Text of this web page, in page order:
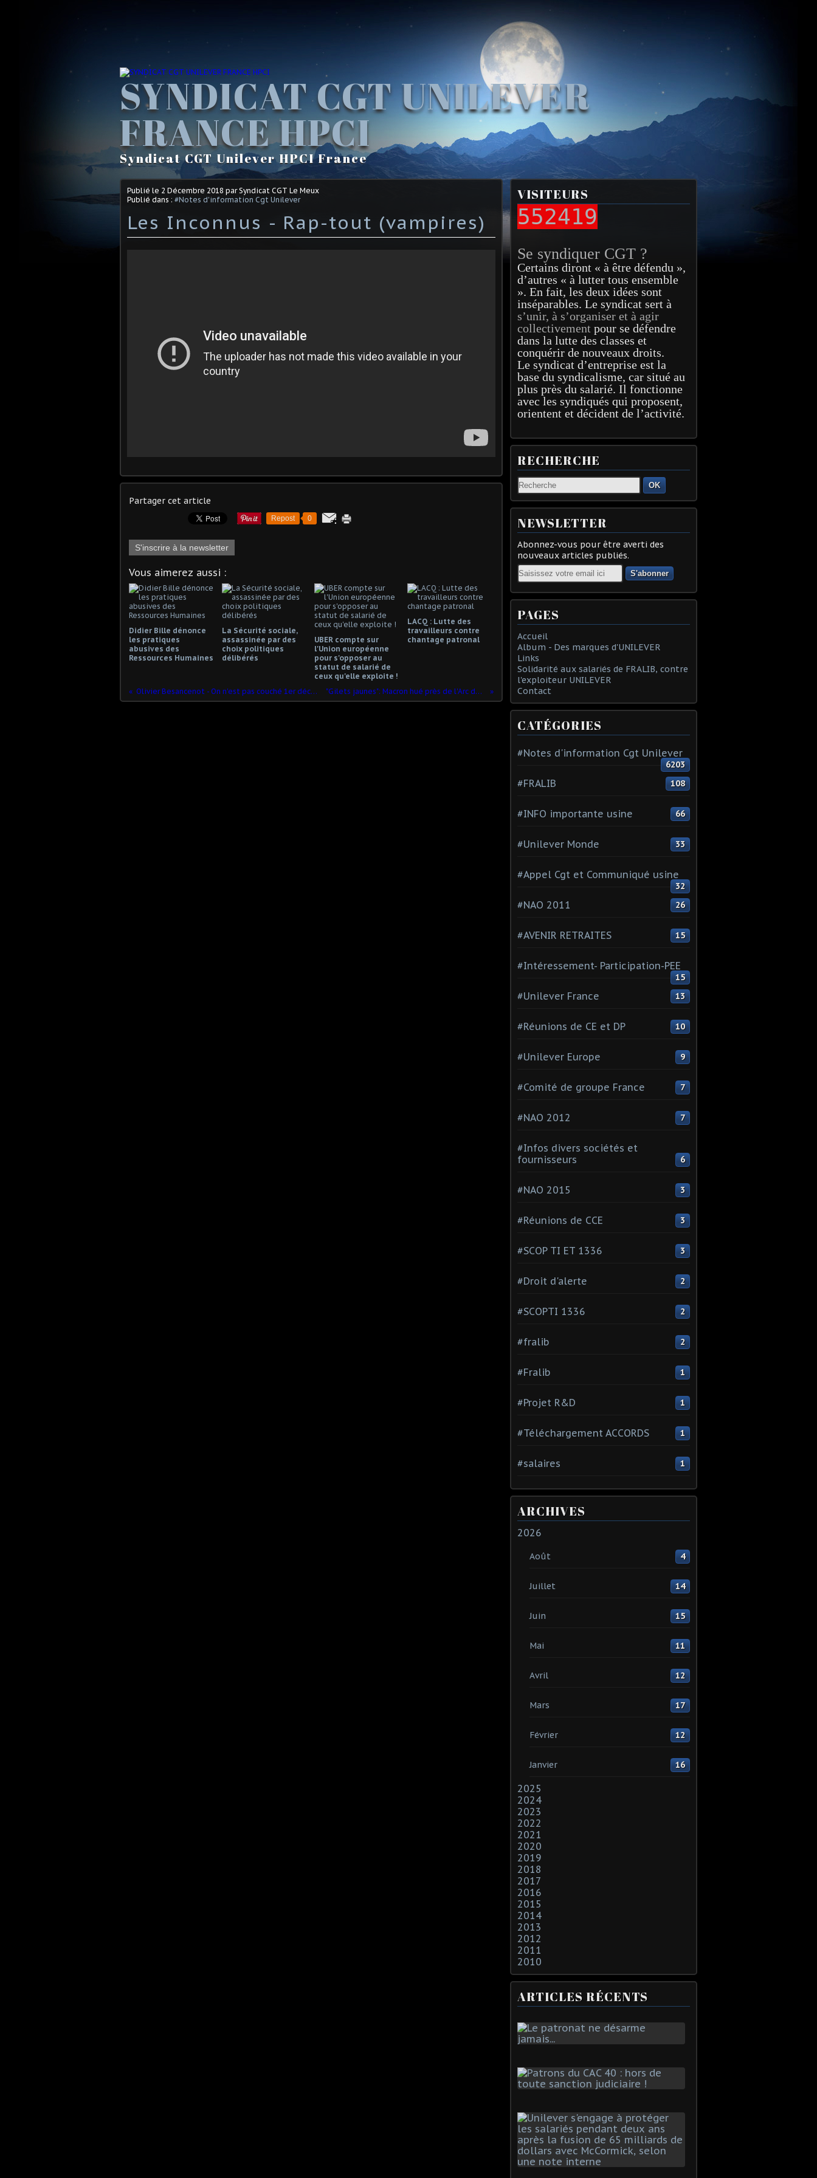
SYNDICAT CGT UNILEVER
FRANCE HPCI
Syndicat CGT Unilever HPCI France
Publié le 2 Décembre 2018 par Syndicat CGT Le Meux
Publié dans : #Notes d'information Cgt Unilever
Les Inconnus - Rap-tout (vampires)
Partager cet article
Repost 0
S'inscrire à la newsletter
Vous aimerez aussi :
Didier Bille dénonce
les pratiques
abusives des
Ressources Humaines
La Sécurité sociale,
assassinée par des
choix politiques
délibérés
UBER compte sur
l'Union européenne
pour s'opposer au
statut de salarié de
ceux qu'elle exploite !
LACQ : Lutte des
travailleurs contre
chantage patronal
Olivier Besancenot - On n'est pas couché 1er décembre 2018 "Gilets jaunes": Macron hué près de l'Arc de Triomphe
VISITEURS
552419
Se syndiquer CGT ?
Certains diront « à être défendu »,
d’autres « à lutter tous ensemble
». En fait, les deux idées sont
inséparables. Le syndicat sert à
s’unir, à s’organiser et à agir
collectivement pour se défendre
dans la lutte des classes et
conquérir de nouveaux droits.
Le syndicat d’entreprise est la
base du syndicalisme, car situé au
plus près du salarié. Il fonctionne
avec les syndiqués qui proposent,
orientent et décident de l’activité.
RECHERCHE
OK
NEWSLETTER
Abonnez-vous pour être averti des
nouveaux articles publiés.
Email
PAGES
Accueil
Album - Des marques d'UNILEVER
Links
Solidarité aux salariés de FRALIB, contre
l'exploiteur UNILEVER
Contact
CATÉGORIES
#Notes d'information Cgt Unilever
6203
#FRALIB 108
#INFO importante usine 66
#Unilever Monde 33
#Appel Cgt et Communiqué usine
32
#NAO 2011 26
#AVENIR RETRAITES 15
#Intéressement- Participation-PEE
15
#Unilever France 13
#Réunions de CE et DP 10
#Unilever Europe 9
#Comité de groupe France 7
#NAO 2012 7
#Infos divers sociétés et
fournisseurs
6
#NAO 2015 3
#Réunions de CCE 3
#SCOP TI ET 1336 3
#Droit d'alerte 2
#SCOPTI 1336 2
#fralib 2
#Fralib 1
#Projet R&D 1
#Téléchargement ACCORDS 1
#salaires 1
ARCHIVES
2026
Août 4
Juillet 14
Juin 15
Mai 11
Avril 12
Mars 17
Février 12
Janvier 16
2025
2024
2023
2022
2021
2020
2019
2018
2017
2016
2015
2014
2013
2012
2011
2010
ARTICLES RÉCENTS